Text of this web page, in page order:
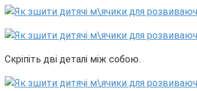
Скріпіть дві деталі між собою.